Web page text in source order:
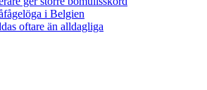
i Belgien
oftare än alldagliga